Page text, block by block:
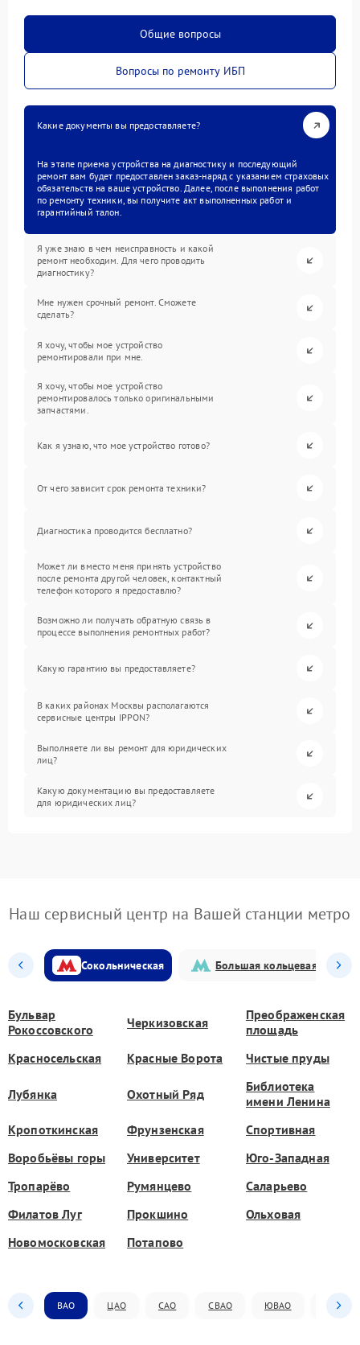
Общие вопросы
Вопросы по ремонту ИБП
Какие документы вы предоставляете?
На этапе приема устройства на диагностику и последующий
ремонт вам будет предоставлен заказ-наряд с указанием страховых
обязательств на ваше устройство. Далее, после выполнения работ
по ремонту техники, вы получите акт выполненных работ и
гарантийный талон.
Я уже знаю в чем неисправность и какой
ремонт необходим. Для чего проводить
диагностику?
Мне нужен срочный ремонт. Сможете
сделать?
Я хочу, чтобы мое устройство
ремонтировали при мне.
Я хочу, чтобы мое устройство
ремонтировалось только оригинальными
запчастями.
Как я узнаю, что мое устройство готово?
От чего зависит срок ремонта техники?
Диагностика проводится бесплатно?
Может ли вместо меня принять устройство
после ремонта другой человек, контактный
телефон которого я предоставлю?
Возможно ли получать обратную связь в
процессе выполнения ремонтных работ?
Какую гарантию вы предоставляете?
В каких районах Москвы располагаются
сервисные центры IPPON?
Выполняете ли вы ремонт для юридических
лиц?
Какую документацию вы предоставляете
для юридических лиц?
Наш сервисный центр на Вашей станции метро
Сокольническая Большая кольцевая
Бульвар
Рокоссовского
Черкизовская
Преображенская
площадь
Красносельская
Красные Ворота Чистые пруды
Лубянка Охотный Ряд
Библиотека
имени Ленина
Кропоткинская
Фрунзенская
Спортивная
Воробьёвы горы
Университет
Юго-Западная
Тропарёво
Румянцево
Саларьево
Филатов Луг
Прокшино
Ольховая
Новомосковская
Потапово
ВАО ЦАО САО СВАО ЮВАО ЮАО